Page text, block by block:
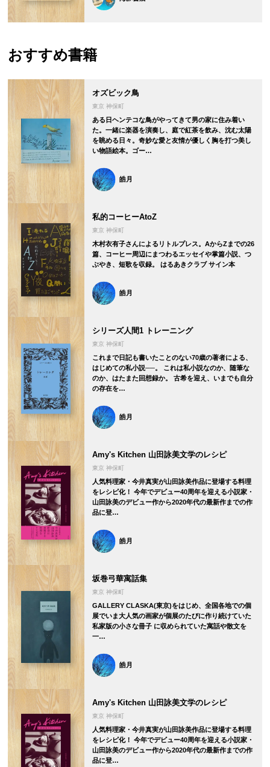
おすすめ書籍
オズビック鳥
東京 神保町
ある日ヘンテコな鳥がやってきて男の家に住み着い
た。一緒に楽器を演奏し、庭で紅茶を飲み、沈む太陽
を眺める日々。奇妙な愛と友情が優しく胸を打つ美し
い物語絵本。ゴー…
皓月
私的コーヒーAtoZ
東京 神保町
木村衣有子さんによるリトルプレス。AからZまでの26
篇、コーヒー周辺にまつわるエッセイや掌篇小説、つ
ぶやき、短歌を収録。 はるあきクラブ サイン本
皓月
シリーズ人間1 トレーニング
東京 神保町
これまで日記も書いたことのない70歳の著者による、
はじめての私小説──。 これは私小説なのか、随筆な
のか、はたまた回想録か。 古希を迎え、いまでも自分
の存在を…
皓月
Amy's Kitchen 山田詠美文学のレシピ
東京 神保町
人気料理家・今井真実が山田詠美作品に登場する料理
をレシピ化！ 今年でデビュー40周年を迎える小説家・
山田詠美のデビュー作から2020年代の最新作までの作
品に登…
皓月
坂巻弓華寓話集
東京 神保町
GALLERY CLASKA(東京)をはじめ、全国各地での個
展でいま大人気の画家が個展のたびに作り続けていた
私家版の小さな冊子 に収められていた寓話や散文を
一…
皓月
Amy's Kitchen 山田詠美文学のレシピ
東京 神保町
人気料理家・今井真実が山田詠美作品に登場する料理
をレシピ化！ 今年でデビュー40周年を迎える小説家・
山田詠美のデビュー作から2020年代の最新作までの作
品に登…